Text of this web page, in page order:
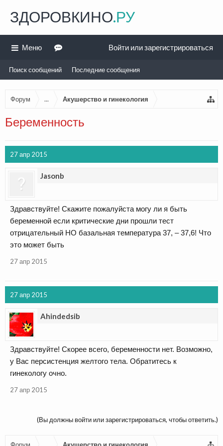
Форум ... Акушерство и гинекология
Беременность
27 апр 2015
Jasonb
Здравствуйте! Скажите пожалуйста могу ли я быть
беременной если критические дни прошли тест
отрицательный НО базальная температура 37, – 37,6! Что
это может быть
27 апр 2015
27 апр 2015
Ahindedsib
Здравствуйте! Скорее всего, беременности нет. Возможно,
у Вас персистенция желтого тела. Обратитесь к
гинекологу очно.
27 апр 2015
(Вы должны войти или зарегистрироваться, чтобы ответить.)
ЗДОРОВКИНО.РУ
Меню
Поиск сообщений Последние сообщения
Войти или зарегистрироваться